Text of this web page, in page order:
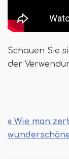
Schauen Sie
der
« Wie man